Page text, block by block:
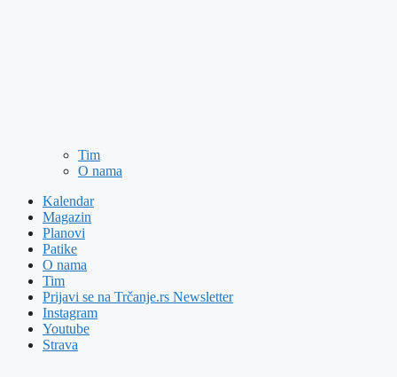
Tim
O nama
Kalendar
Magazin
Planovi
Patike
O nama
Tim
Prijavi se na Trčanje.rs Newsletter
Instagram
Youtube
Strava